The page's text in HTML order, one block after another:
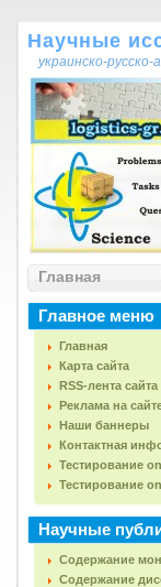
Научные
украинско-
Главная
Главное меню
Главная
Карта сайта
RSS-лента сайта
Реклама на
Наши баннеры
Контактная
Тестирование
Тестирование
Научные
Содержание
Содержание